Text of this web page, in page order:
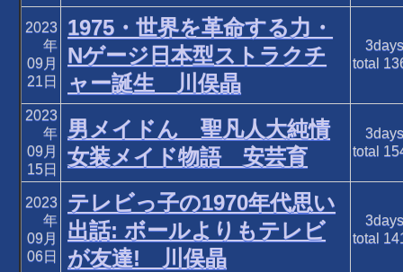
2023
年
09月
21日
1975・世界を革命する力・
Nゲージ日本型ストラクチ
ャー誕生 川俣晶
total
2023
年
09月
15日
男メイドん 聖凡人大純情
女装メイド物語 安芸育
total
2023
年
09月
06日
テレビっ子の1970年代思い
出話: ボールよりもテレビ
が友達! 川俣晶
total